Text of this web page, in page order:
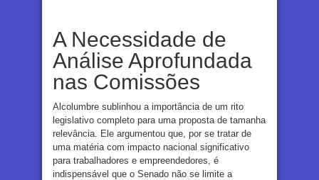
A Necessidade de
Análise Aprofundada
nas Comissões
Alcolumbre sublinhou a importância de um rito
legislativo completo para uma proposta de tamanha
relevância. Ele argumentou que, por se tratar de
uma matéria com impacto nacional significativo
para trabalhadores e empreendedores, é
indispensável que o Senado não se limite a